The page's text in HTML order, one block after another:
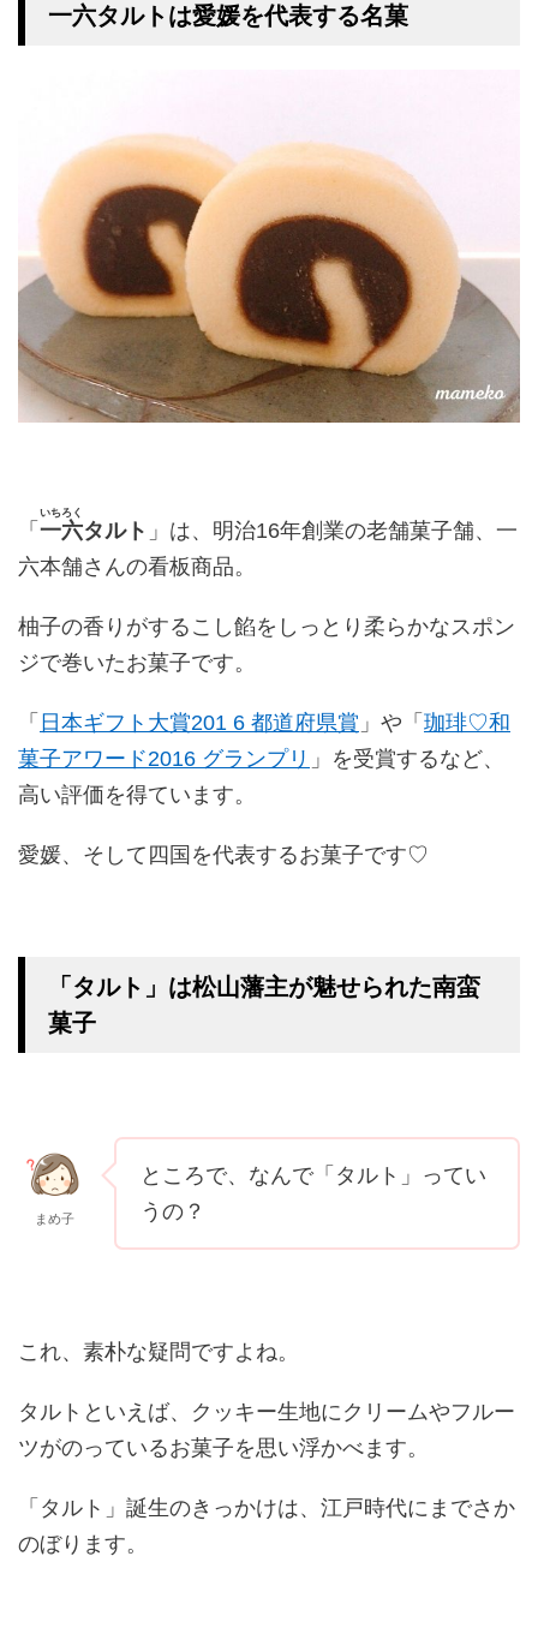
一六タルトは愛媛を代表する名菓
「 一六
いちろく
タルト 」は、明治16年創業の老舗菓子舗、一
六本舗さんの看板商品。
柚子の香りがするこし餡をしっとり柔らかなスポン
ジで巻いたお菓子です。
「 日本ギフト大賞201 6 都道府県賞 」や「 珈琲♡和
菓子アワード2016 グランプリ 」を受賞するなど、
高い評価を得ています。
愛媛、そして四国を代表するお菓子です♡
「タルト」は松山藩主が魅せられた南蛮
菓子
まめ子
ところで、なんで「タルト」ってい
うの？
これ、素朴な疑問ですよね。
タルトといえば、クッキー生地にクリームやフルー
ツがのっているお菓子を思い浮かべます。
「タルト」誕生のきっかけは、江戸時代にまでさか
のぼります。